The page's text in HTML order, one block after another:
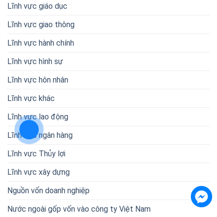
Lĩnh vực giáo dục
Lĩnh vực giao thông
Lĩnh vực hành chính
Lĩnh vực hình sự
Lĩnh vực hôn nhân
Lĩnh vực khác
Lĩnh vực lao động
Lĩnh vực ngân hàng
Lĩnh vực Thủy lợi
Lĩnh vực xây dựng
Nguồn vốn doanh nghiệp
Nước ngoài gốp vốn vào công ty Việt Nam